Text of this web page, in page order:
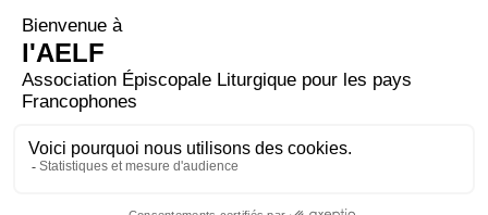
Dans sa colère, son maître le livra aux bourreaux
jusqu’à ce qu’il eût remboursé tout ce qu’il devait.
C’est ainsi que mon Père du ciel vous traitera,
si chacun de vous ne pardonne pas à son frère
du fond du cœur. »
– Acclamons la Parole de Dieu.